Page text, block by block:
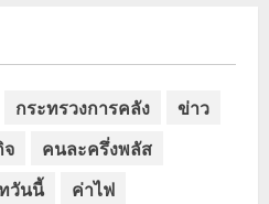
กระทรวงการคลัง
ข่าว
คนละครึ่งพลัส
วันนี้
ค่าไฟ